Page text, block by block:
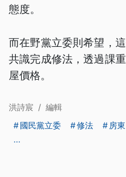
態度。
而在野黨立委則希望，
共識完成修法，透過課
屋價格。
洪詩宸 / 編輯
國民黨立委
修法 房東
...